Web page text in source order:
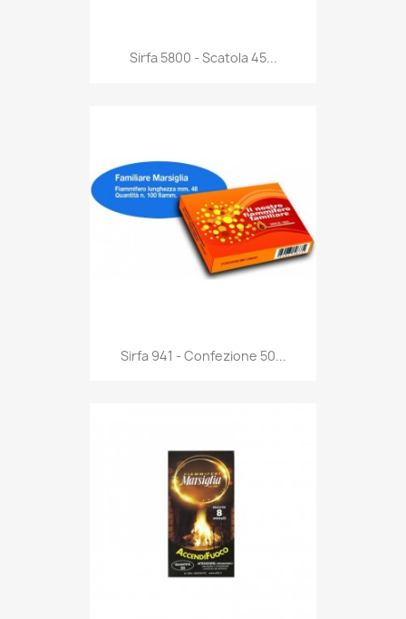
Anteprima
Sirfa 5800 - Scatola 45...
 Anteprima
Sirfa 941 - Confezione 50...